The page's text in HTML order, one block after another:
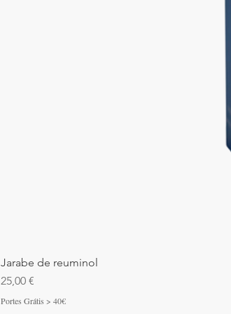
Jarabe de reuminol
Precio
25,00 €
Portes Grátis > 40€